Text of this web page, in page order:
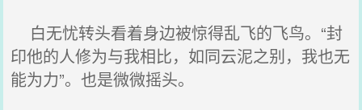
白无忧转头看着身边被惊得乱飞的飞鸟。“封
印他的人修为与我相比，如同云泥之别，我也无
能为力”。也是微微摇头。